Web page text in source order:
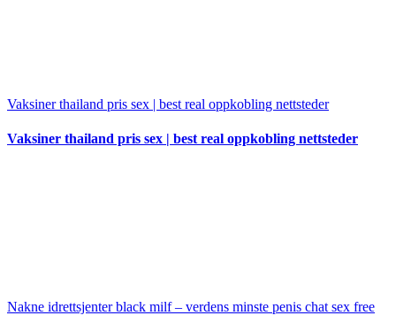
Vaksiner thailand pris sex | best real oppkobling nettsteder
Vaksiner thailand pris sex | best real oppkobling nettsteder
Nakne idrettsjenter black milf – verdens minste penis chat sex free